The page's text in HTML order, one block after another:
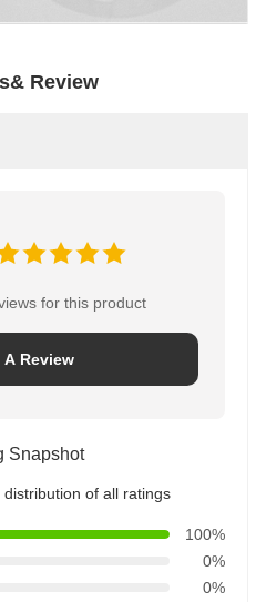
Review
for this product
A Review
Snapshot
of all ratings
100%
0%
0%